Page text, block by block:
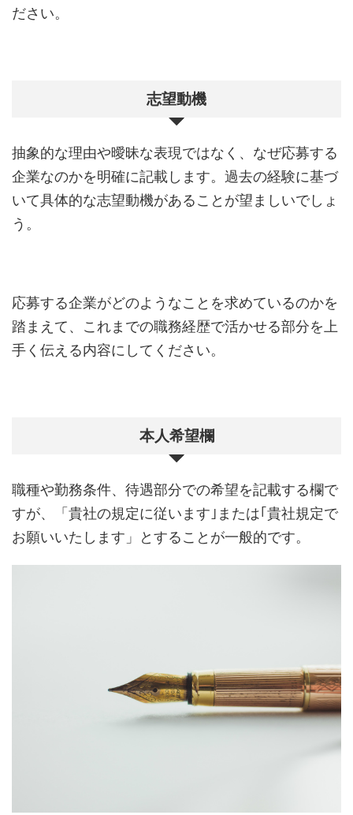
ださい。
志望動機
抽象的な理由や曖昧な表現ではなく、なぜ応募する
企業なのかを明確に記載します。過去の経験に基づ
いて具体的な志望動機があることが望ましいでしょ
う。
応募する企業がどのようなことを求めているのかを
踏まえて、これまでの職務経歴で活かせる部分を上
手く伝える内容にしてください。
本人希望欄
職種や勤務条件、待遇部分での希望を記載する欄で
すが、「貴社の規定に従います｣または｢貴社規定で
お願いいたします」とすることが一般的です。